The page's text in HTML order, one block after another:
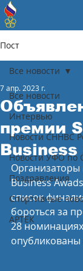
Пост
Все новости
Интервью
Новости СННВС
Новости УФО по
Поздравления
Спортивные
АРТЕК
Все новости
премии
7 апр. 2023 г.
Business
список
бороться за
28
опубликованы